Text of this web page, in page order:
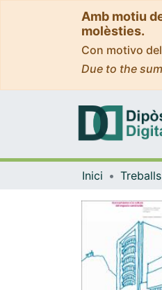
Amb motiu
molèsties.
Con motivo
Due to the
Inici